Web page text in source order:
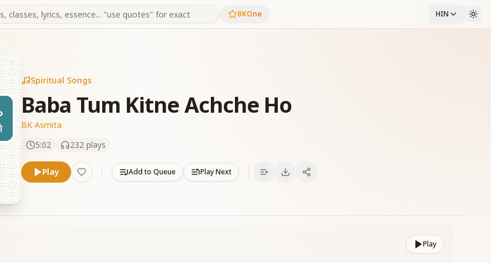
BKOne HIN
Spiritual Songs
Baba Tum Kitne Achche Ho
BK Asmita
5:02
232 plays
Play Add to Queue Play Next
Play